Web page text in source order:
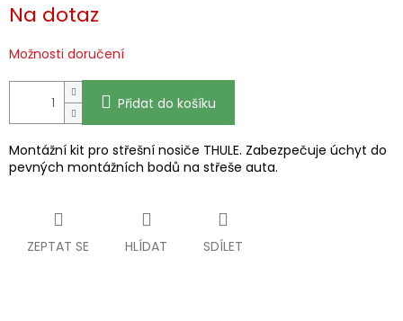
cena:
Na dotaz
Možnosti doručení
Přidat do košíku
Montážní kit pro střešní nosiče THULE. Zabezpečuje úchyt do
pevných montážních bodů na střeše auta.
ZEPTAT SE HLÍDAT SDÍLET